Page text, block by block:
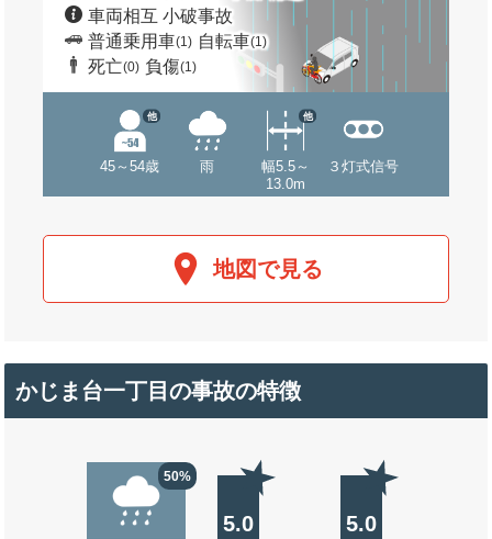
車両相互 小破事故
普通乗用車(1) 自転車(1)
死亡(0) 負傷(1)
45～54歳
他
雨
幅5.5～
13.0m
他
３灯式信号
地図で見る
かじま台一丁目の事故の特徴
50%
5.0 5.0